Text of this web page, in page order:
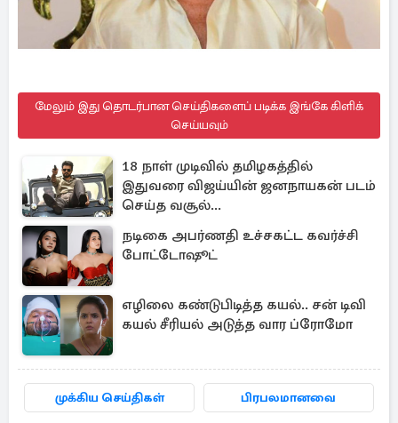
மேலும் இது தொடர்பான செய்திகளைப் படிக்க இங்கே கிளிக்
செய்யவும்
18 நாள் முடிவில் தமிழகத்தில்
இதுவரை விஜய்யின் ஜனநாயகன் படம்
செய்த வசூல்...
நடிகை அபர்ணதி உச்சகட்ட கவர்ச்சி
போட்டோஷூட்
எழிலை கண்டுபிடித்த கயல்.. சன் டிவி
கயல் சீரியல் அடுத்த வார ப்ரோமோ
முக்கிய செய்திகள் பிரபலமானவை